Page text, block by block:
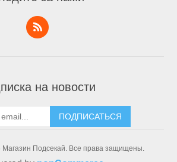
поставщика
на новости
ПОДПИСАТЬСЯ
Магазин Подсекай. Все права защищены.